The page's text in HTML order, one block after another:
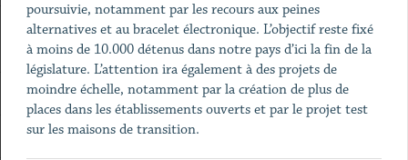
poursuivie, notamment par les recours aux peines
alternatives et au bracelet électronique. L’objectif reste fixé
à moins de 10.000 détenus dans notre pays d’ici la fin de la
législature. L’attention ira également à des projets de
moindre échelle, notamment par la création de plus de
places dans les établissements ouverts et par le projet test
sur les maisons de transition.